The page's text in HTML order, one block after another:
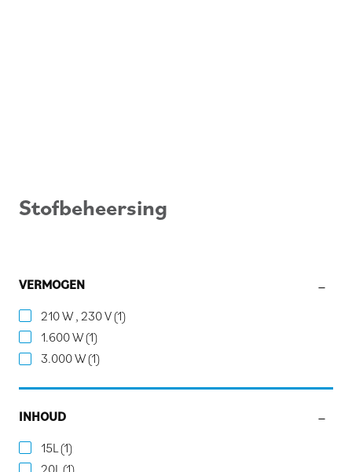
Stofbeheersing
VERMOGEN
210 W , 230 V(1)
1.600 W(1)
3.000 W(1)
INHOUD
15L (1)
20L (1)